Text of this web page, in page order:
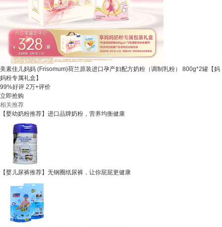
美素佳儿妈妈 (Frisomum)荷兰原装进口孕产妇配方奶粉（调制乳粉） 800g*2罐【妈
妈粉专属礼盒】
99%好评 2万+评价
立即抢购
相关推荐
【婴幼奶粉推荐】进口品牌奶粉，营养均衡健康
【婴儿尿裤推荐】无钢圈纸尿裤，让你屁屁更健康